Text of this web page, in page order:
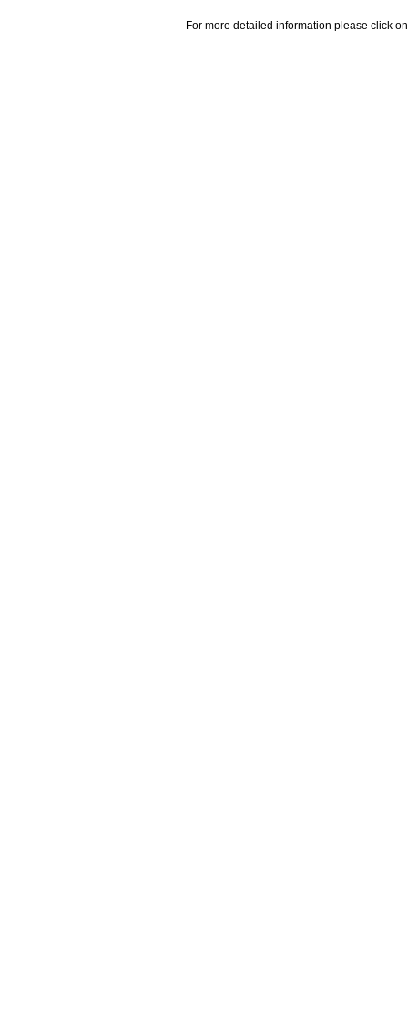
For more detailed information please click